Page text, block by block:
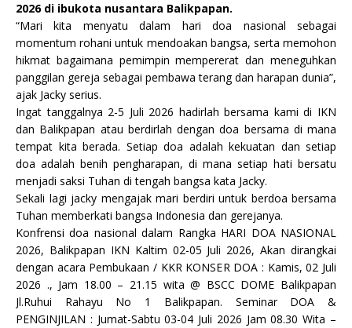
2026 di ibukota nusantara Balikpapan.
“Mari kita menyatu dalam hari doa nasional sebagai
momentum rohani untuk mendoakan bangsa, serta memohon
hikmat bagaimana pemimpin mempererat dan meneguhkan
panggilan gereja sebagai pembawa terang dan harapan dunia”,
ajak Jacky serius.
Ingat tanggalnya 2-5 Juli 2026 hadirlah bersama kami di IKN
dan Balikpapan atau berdirlah dengan doa bersama di mana
tempat kita berada. Setiap doa adalah kekuatan dan setiap
doa adalah benih pengharapan, di mana setiap hati bersatu
menjadi saksi Tuhan di tengah bangsa kata Jacky.
Sekali lagi jacky mengajak mari berdiri untuk berdoa bersama
Tuhan memberkati bangsa Indonesia dan gerejanya.
Konfrensi doa nasional dalam Rangka HARI DOA NASIONAL
2026, Balikpapan IKN Kaltim 02-05 Juli 2026, Akan dirangkai
dengan acara Pembukaan / KKR KONSER DOA : Kamis, 02 Juli
2026 ., Jam 18.00 – 21.15 wita @ BSCC DOME Balikpapan
Jl.Ruhui Rahayu No 1 Balikpapan. Seminar DOA &
PENGINJILAN : Jumat-Sabtu 03-04 Juli 2026 Jam 08.30 Wita –